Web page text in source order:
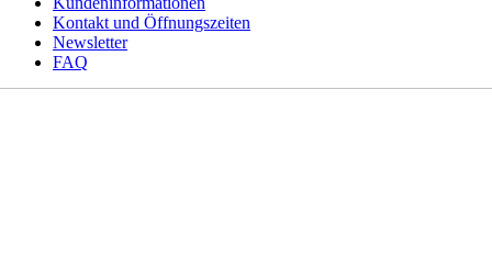
Kontakt und Öffnungszeiten
Newsletter
FAQ